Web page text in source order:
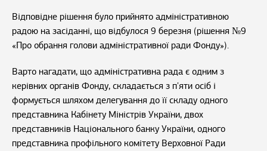
Відповідне рішення було прийнято адміністративною
радою на засіданні, що відбулося 9 березня (рішення №9
«Про обрання голови адміністративної ради Фонду»).
Варто нагадати, що адміністративна рада є одним з
керівних органів Фонду, складається з п'яти осіб і
формується шляхом делегування до її складу одного
представника Кабінету Міністрів України, двох
представників Національного банку України, одного
представника профільного комітету Верховної Ради